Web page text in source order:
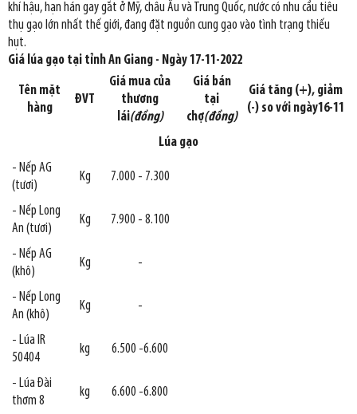
khí hậu, hạn hán gay gắt ở Mỹ, châu Âu và Trung Quốc, nước có nhu cầu tiêu
thụ gạo lớn nhất thế giới, đang đặt nguồn cung gạo vào tình trạng thiếu
hụt.
Giá lúa gạo tại tỉnh An Giang - Ngày 17-11-2022
Tên mặt
hàng
ĐVT
Giá mua của
thương
lái(đồng)
Giá bán
tại
chợ(đồng)
Giá tăng (+), giảm
(-) so với ngày16-11
Lúa gạo
- Nếp AG
(tươi)
Kg 7.000 - 7.300
- Nếp Long
An (tươi)
Kg 7.900 - 8.100
- Nếp AG
(khô)
Kg -
- Nếp Long
An (khô)
Kg -
- Lúa IR
50404
kg 6.500 -6.600
- Lúa Đài
thơm 8
kg 6.600 -6.800